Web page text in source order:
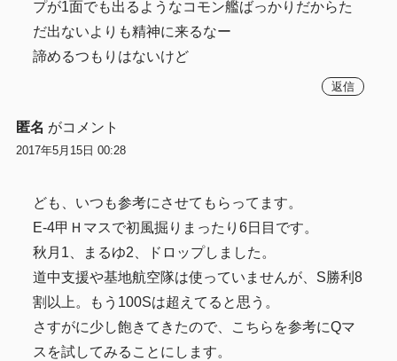
プが1面でも出るようなコモン艦ばっかりだからた
だ出ないよりも精神に来るなー
諦めるつもりはないけど
返信
匿名 がコメント
2017年5月15日 00:28
ども、いつも参考にさせてもらってます。
E-4甲Ｈマスで初風掘りまったり6日目です。
秋月1、まるゆ2、ドロップしました。
道中支援や基地航空隊は使っていませんが、S勝利8
割以上。もう100Sは超えてると思う。
さすがに少し飽きてきたので、こちらを参考にQマ
スを試してみることにします。